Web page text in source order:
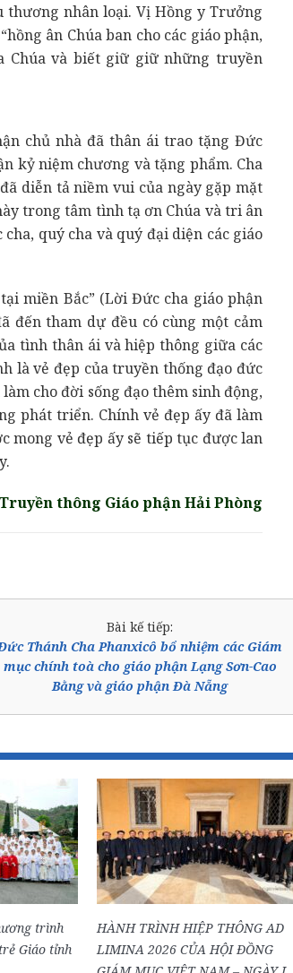
nhân loại. Vị Hồng y Trưởng
ân Chúa ban cho các giáo phận,
Chúa và biết giữ giữ những truyền
chủ nhà đã thân ái trao tặng Đức
kỷ niệm chương và tặng phẩm. Cha
diễn tả niềm vui của ngày gặp mặt
trong tâm tình tạ ơn Chúa và tri ân
quý cha và quý đại diện các giáo
miền Bắc” (Lời Đức cha giáo phận
đến tham dự đều có cùng một cảm
tình thân ái và hiệp thông giữa các
là vẻ đẹp của truyền thống đạo đức
cho đời sống đạo thêm sinh động,
phát triển. Chính vẻ đẹp ấy đã làm
mong vẻ đẹp ấy sẽ tiếp tục được lan
thông Giáo phận Hải Phòng
Bài kế tiếp:
Thánh Cha Phanxicô bổ nhiệm các Giám
mục chính toà cho giáo phận Lạng Sơn-Cao
Bằng và giáo phận Đà Nẵng
trình
Giáo tỉnh
HÀNH TRÌNH HIỆP THÔNG AD
LIMINA 2026 CỦA HỘI ĐỒNG